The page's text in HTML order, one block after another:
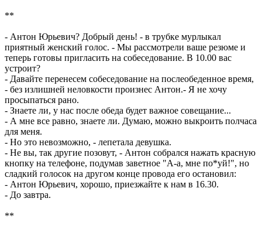
**
- Антон Юрьевич? Добрый день! - в трубке мурлыкал
приятный женский голос. - Мы рассмотрели ваше резюме и
теперь готовы пригласить на собеседование. В 10.00 вас
устроит?
- Давайте перенесем собеседование на послеобеденное время,
- без излишней неловкости произнес Антон.- Я не хочу
просыпаться рано.
- Знаете ли, у нас после обеда будет важное совещание...
- А мне все равно, знаете ли. Думаю, можно выкроить полчаса
для меня.
- Но это невозможно, - лепетала девушка.
- Не вы, так другие позовут, - Антон собрался нажать красную
кнопку на телефоне, подумав заветное "А-а, мне по*уй!", но
сладкий голосок на другом конце провода его остановил:
- Антон Юрьевич, хорошо, приезжайте к нам в 16.30.
- До завтра.
**